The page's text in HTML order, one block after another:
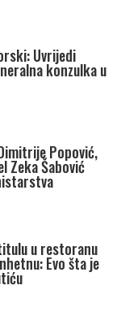
Uvrijedi
konzulka u
Popović,
Zeka Šabović
u restoranu
Evo šta je